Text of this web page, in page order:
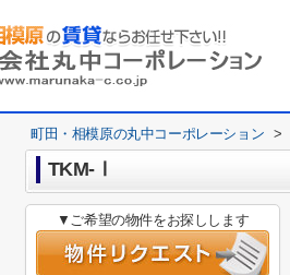
町田・相模原の丸中コーポレーション >
TKM-Ⅰ
▼ご希望の物件をお探しします